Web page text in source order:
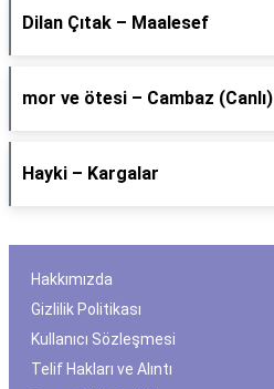
Dilan Çıtak – Maalesef
​mor ve ötesi – Cambaz (Canlı)
Hayki – Kargalar
Hakkımızda
Gizlilik Politikası
Kullanıcı Sözleşmesi
Telif Hakları ve Alıntı